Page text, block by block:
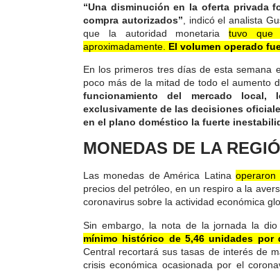
“Una disminución en la oferta privada
compra autorizados” , indicó el analista
que la autoridad monetariatuvo que
aproximadamente. El volumen operado
En los primeros tres días de esta semana
poco más de la mitad de todo el aumento
funcionamiento del mercado
exclusivamente de las decisiones
en el plano doméstico la fuerte
MONEDAS DE LA
Las monedas de América Latinaoperaron
precios del petróleo, en un respiro a la
coronavirus sobre la actividad económica
Sin embargo, la nota de la jornada la
mínimo histórico de 5,46 unidades por
Central recortará sus tasas de interés de
crisis económica ocasionada por el